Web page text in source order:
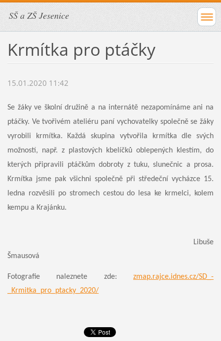
SŠ a ZŠ Jesenice
Krmítka pro ptáčky
15.01.2020 11:42
Se žáky ve školní družině a na internátě nezapomínáme ani na
ptáčky. Ve tvořivém ateliéru paní vychovatelky společně se žáky
vyrobili krmítka. Každá skupina vytvořila krmítka dle svých
možností, např. z plastových kbelíčků oblepených klestím, do
kterých připravili ptáčkům dobroty z tuku, slunečnic a prosa.
Krmítka jsme pak všichni společně při středeční vycházce 15.
ledna rozvěsili po stromech cestou do lesa ke krmelci, kolem
kempu a Krajánku.
Libuše
Šmausová
Fotografie naleznete zde:zmap.rajce.idnes.cz/SD_-
_Krmitka_pro_ptacky_2020/